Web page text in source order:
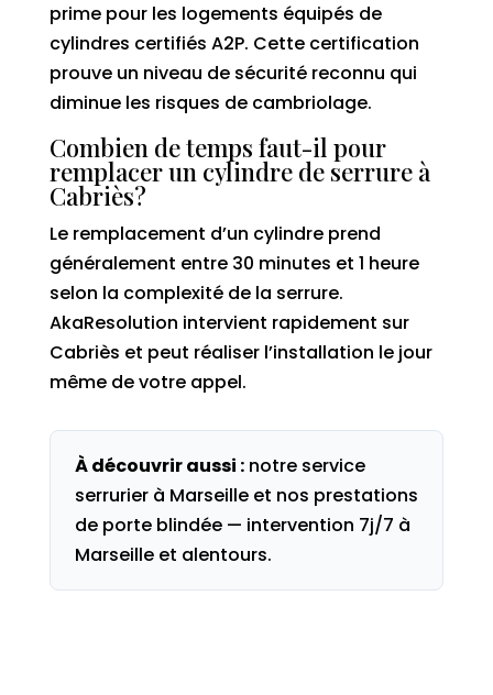
prime pour les logements équipés de
cylindres certifiés A2P. Cette certification
prouve un niveau de sécurité reconnu qui
diminue les risques de cambriolage.
Combien de temps faut-il pour
remplacer un cylindre de serrure à
Cabriès?
Le remplacement d’un cylindre prend
généralement entre 30 minutes et 1 heure
selon la complexité de la serrure.
AkaResolution intervient rapidement sur
Cabriès et peut réaliser l’installation le jour
même de votre appel.
À découvrir aussi :notre service
serrurier à Marseilleet nos prestations
de porte blindée— intervention 7j/7 à
Marseille et alentours.